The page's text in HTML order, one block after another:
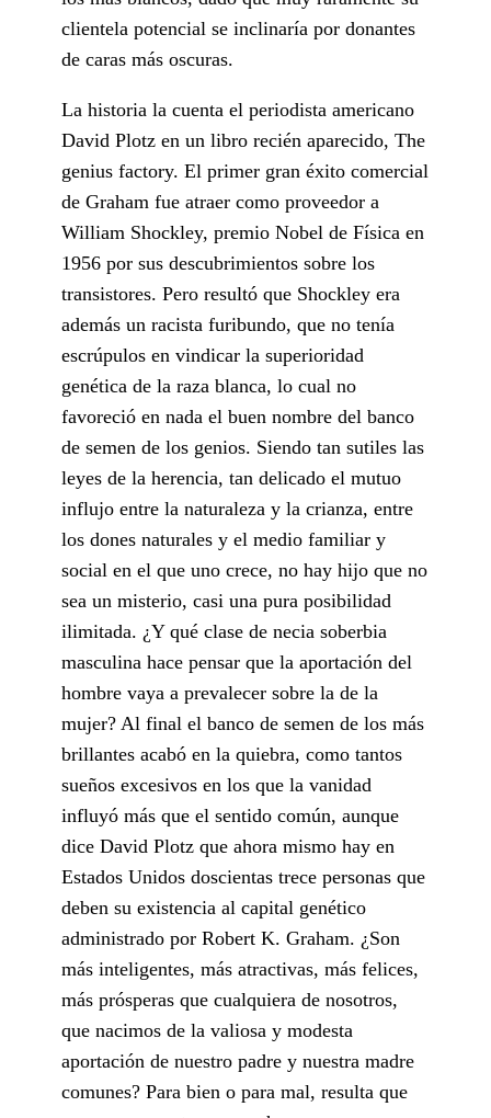
clientela potencial se inclinaría por donantes
de caras más oscuras.
La historia la cuenta el periodista americano
David Plotz en un libro recién aparecido, The
genius factory. El primer gran éxito comercial
de Graham fue atraer como proveedor a
William Shockley, premio Nobel de Física en
1956 por sus descubrimientos sobre los
transistores. Pero resultó que Shockley era
además un racista furibundo, que no tenía
escrúpulos en vindicar la superioridad
genética de la raza blanca, lo cual no
favoreció en nada el buen nombre del banco
de semen de los genios. Siendo tan sutiles las
leyes de la herencia, tan delicado el mutuo
influjo entre la naturaleza y la crianza, entre
los dones naturales y el medio familiar y
social en el que uno crece, no hay hijo que no
sea un misterio, casi una pura posibilidad
ilimitada. ¿Y qué clase de necia soberbia
masculina hace pensar que la aportación del
hombre vaya a prevalecer sobre la de la
mujer? Al final el banco de semen de los más
brillantes acabó en la quiebra, como tantos
sueños excesivos en los que la vanidad
influyó más que el sentido común, aunque
dice David Plotz que ahora mismo hay en
Estados Unidos doscientas trece personas que
deben su existencia al capital genético
administrado por Robert K. Graham. ¿Son
más inteligentes, más atractivas, más felices,
más prósperas que cualquiera de nosotros,
que nacimos de la valiosa y modesta
aportación de nuestro padre y nuestra madre
comunes? Para bien o para mal, resulta que